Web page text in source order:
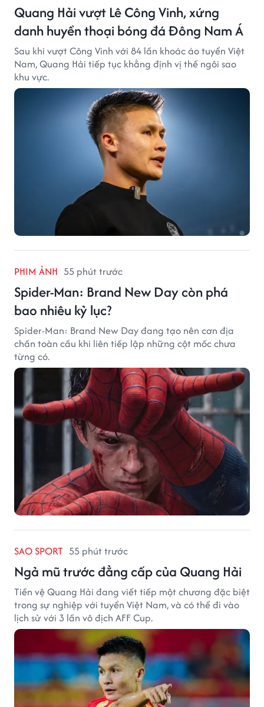
Quang Hải vượt Lê Công Vinh, xứng
danh huyền thoại bóng đá Đông Nam Á
Sau khi vượt Công Vinh với 84 lần khoác áo tuyển Việt
Nam, Quang Hải tiếp tục khẳng định vị thế ngôi sao
khu vực.
PHIM ẢNH 55 phút trước
Spider-Man: Brand New Day còn phá
bao nhiêu kỷ lục?
Spider-Man: Brand New Day đang tạo nên cơn địa
chấn toàn cầu khi liên tiếp lập những cột mốc chưa
từng có.
SAO SPORT 55 phút trước
Ngả mũ trước đẳng cấp của Quang Hải
Tiền vệ Quang Hải đang viết tiếp một chương đặc biệt
trong sự nghiệp với tuyển Việt Nam, và có thể đi vào
lịch sử với 3 lần vô địch AFF Cup.